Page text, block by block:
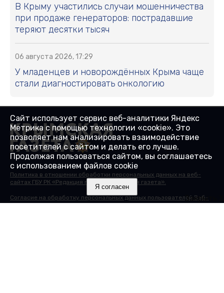
В Крыму участились случаи мошенничества
при продаже генераторов: пострадавшие
теряют десятки тысяч
06 августа 2026, 17:29
У младенцев и новорождённых Крыма чаще
стали диагностировать онкологию
Закрыть X
Политика в отношении обработки персональных данных на веб-
сайтах ГБУ РК «Редакция газеты «Крымская газета».
Согласие на обработку персональных данных пользователей Веб-
сайта.
Сайт использует сервис веб-аналитики Яндекс
Метрика с помощью технологии «cookie». Это
позволяет нам анализировать взаимодействие
посетителей с сайтом и делать его лучше.
Продолжая пользоваться сайтом, вы соглашаетесь
с использованием файлов cookie
Я согласен